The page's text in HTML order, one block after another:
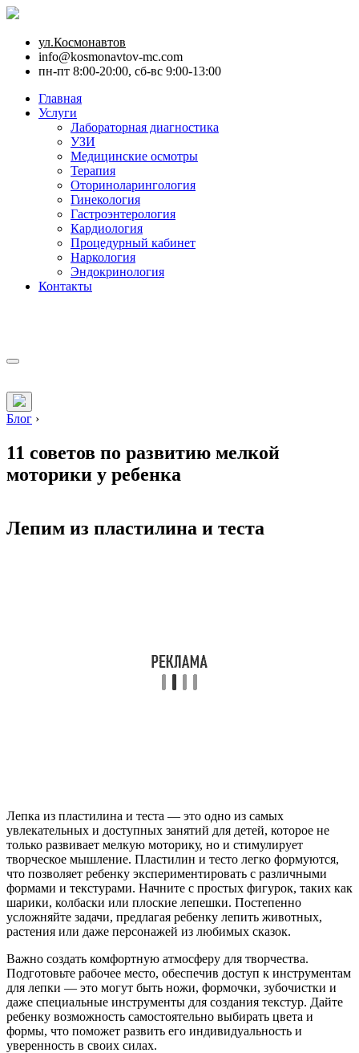
ул.Космонавтов
info@kosmonavtov-mc.com
пн-пт 8:00-20:00, сб-вс 9:00-13:00
Главная
Услуги
Лабораторная диагностика
УЗИ
Медицинские осмотры
Терапия
Оториноларингология
Гинекология
Гастроэнтерология
Кардиология
Процедурный кабинет
Наркология
Эндокринология
Контакты
Блог ›
11 советов по развитию мелкой
моторики у ребенка
Лепим из пластилина и теста
Лепка из пластилина и теста — это одно из самых
увлекательных и доступных занятий для детей, которое не
только развивает мелкую моторику, но и стимулирует
творческое мышление. Пластилин и тесто легко формуются,
что позволяет ребенку экспериментировать с различными
формами и текстурами. Начните с простых фигурок, таких как
шарики, колбаски или плоские лепешки. Постепенно
усложняйте задачи, предлагая ребенку лепить животных,
растения или даже персонажей из любимых сказок.
Важно создать комфортную атмосферу для творчества.
Подготовьте рабочее место, обеспечив доступ к инструментам
для лепки — это могут быть ножи, формочки, зубочистки и
даже специальные инструменты для создания текстур. Дайте
ребенку возможность самостоятельно выбирать цвета и
формы, что поможет развить его индивидуальность и
уверенность в своих силах.